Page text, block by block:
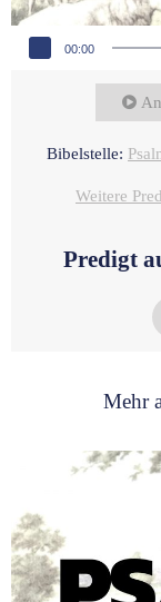
Audio-Player
00:00
Bibelstelle:
Weitere
Predigt
Mehr